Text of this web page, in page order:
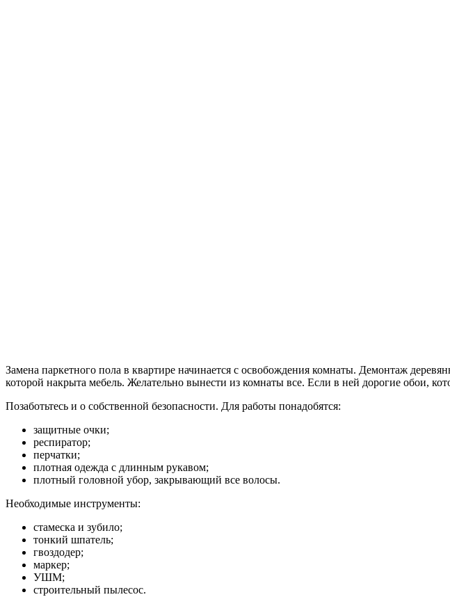
Замена паркетного пола в квартире начинается с освобождения комнаты. Демонтаж
которой накрыта мебель. Желательно вынести из комнаты все. Если в ней дорогие обои,
Позаботьтесь и о собственной безопасности. Для работы понадобятся:
защитные очки;
респиратор;
перчатки;
плотная одежда с длинным рукавом;
плотный головной убор, закрывающий все волосы.
Необходимые инструменты:
стамеска и зубило;
тонкий шпатель;
гвоздодер;
маркер;
УШМ;
строительный пылесос.